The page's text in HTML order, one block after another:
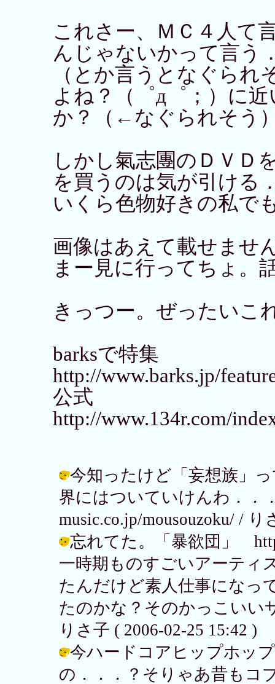
これさー、ＭＣ４人て
んじゃないかって言う
（とか言うとなぐら
よね？（゜д゜；）に
か？（←なぐられそう
しかし氣志團のＤＶＤ
を買うのは気が引ける
いくら色物好きの私で
画像はあえて載せませ
まー見に行ってちょ。
きっつー。ぜったいこ
barksで特集
http://www.barks.jp/
公式
http://www.134r.com/
今知ったけど「妄想族」
界にはついていけんわ．．
music.co.jp/mousouzoku/ / り
忘れてた。「暴欲団」
一時期ものすごいアーティ
たんだけど素人仕事になっ
たのかな？そのかっこいい
りさ子 ( 2006-02-25 15:42 )
今ハードコアヒップホッ
の．．．？そりゃあ昔もコ